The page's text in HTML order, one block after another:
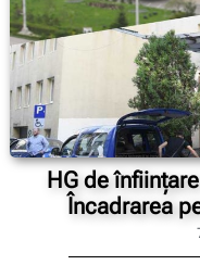
HG de
Încadrarea